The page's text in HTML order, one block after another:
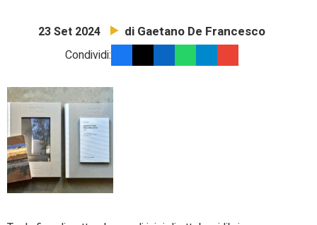
23 Set 2024 di Gaetano De Francesco
Condividi: